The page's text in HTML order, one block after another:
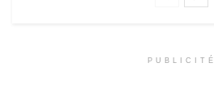
PUBLICITÉ